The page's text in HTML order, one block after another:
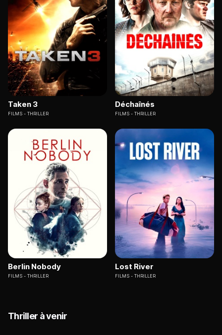
Taken 3
FILMS THRILLER
Déchaînés
FILMS THRILLER
Berlin Nobody
FILMS THRILLER
Lost River
FILMS THRILLER
Thriller à venir